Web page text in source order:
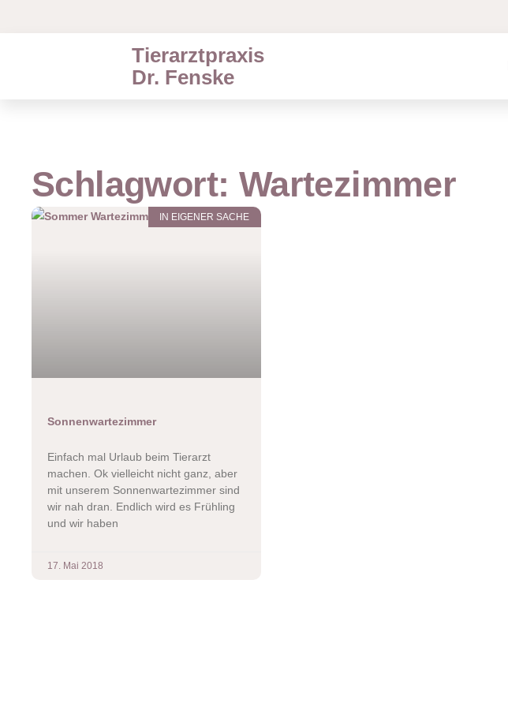
Tierarztpraxis
Dr. Fenske
Schlagwort: Wartezimmer
IN EIGENER SACHE
Sonnenwartezimmer
Einfach mal Urlaub beim Tierarzt
machen. Ok vielleicht nicht ganz, aber
mit unserem Sonnenwartezimmer sind
wir nah dran. Endlich wird es Frühling
und wir haben
17. Mai 2018